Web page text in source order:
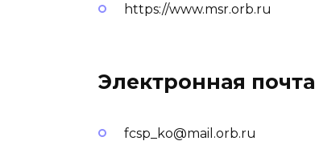
https://www.msr.orb.ru
Электронная почта
fcsp_ko@mail.orb.ru